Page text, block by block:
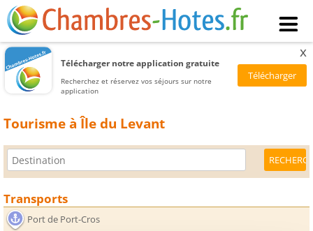
Télécharger notre application gratuite
Recherchez et réservez vos séjours sur notre
application
x
Tourisme à Île du Levant
Transports
Port de Port-Cros